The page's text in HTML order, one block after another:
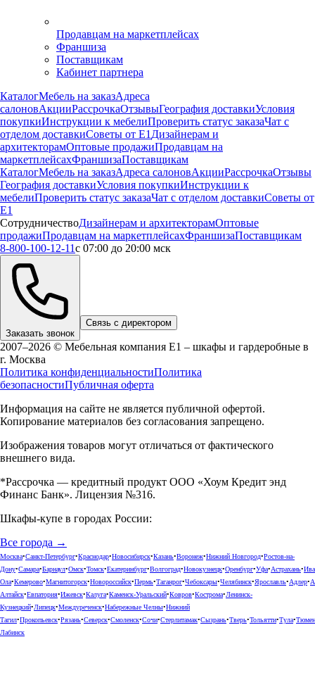
Продавцам на маркетплейсах
Франшиза
Поставщикам
Кабинет партнера
КаталогМебель на заказАдреса
салоновАкцииРассрочкаОтзывыГеография доставкиУсловия
покупкиИнструкции к мебелиПроверить статус заказаЧат с
отделом доставкиСоветы от Е1 Дизайнерам и
архитекторамОптовые продажиПродавцам на
маркетплейсахФраншизаПоставщикам
КаталогМебель на заказАдреса салоновАкцииРассрочкаОтзывы
География доставкиУсловия покупкиИнструкции к
мебелиПроверить статус заказаЧат с отделом доставкиСоветы от
Е1
СотрудничествоДизайнерам и архитекторамОптовые
продажиПродавцам на маркетплейсахФраншизаПоставщикам
8-800-100-12-11с 07:00 до 20:00 мск
Заказать звонок
Связь с директором
2007–2026 © Мебельная компания Е1 – шкафы и гардеробные в
г. Москва
Политика конфиденциальностиПолитика
безопасностиПубличная оферта
Информация на сайте не является публичной офертой.
Копирование материалов без согласования запрещено.
Изображения товаров могут отличаться от фактического
внешнего вида.
*Рассрочка — кредитный продукт ООО «Хоум Кредит энд
Финанс Банк». Лицензия №316.
Шкафы-купе в городах России:
Все города →
Москва•Санкт-Петербург•Краснодар•Новосибирск•Казань•Воронеж•Нижний Новгород•Ростов-на-
Дону•Самара•Барнаул•Омск•Томск•Екатеринбург•Волгоград•Новокузнецк•Оренбург•Уфа•Астрахань•
Ола•Кемерово•Магнитогорск•Новороссийск•Пермь•Таганрог•Чебоксары•Челябинск•Ярославль•Адлер•
Алтайск•Евпатория•Ижевск•Калуга•Каменск-Уральский•Ковров•Кострома•Ленинск-
Кузнецкий•Липецк•Междуреченск•Набережные Челны•Нижний
Тагил•Прокопьевск•Рязань•Северск•Смоленск•Сочи•Стерлитамак•Сызрань•Тверь•Тольятти•Тула•
Лабинск